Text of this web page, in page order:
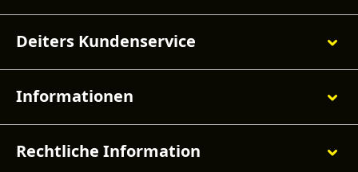
Deiters Kundenservice
Informationen
Rechtliche Information